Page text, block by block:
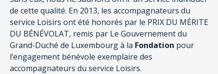
de cette qualité. En 2013, les accompagnateurs du
service Loisirs ont été honorés par le PRIX DU MÉRITE
DU BÉNÉVOLAT, remis par Le Gouvernement du
Grand-Duché de Luxembourg à la Fondation pour
l’engagement bénévole exemplaire des
accompagnateurs du service Loisirs.